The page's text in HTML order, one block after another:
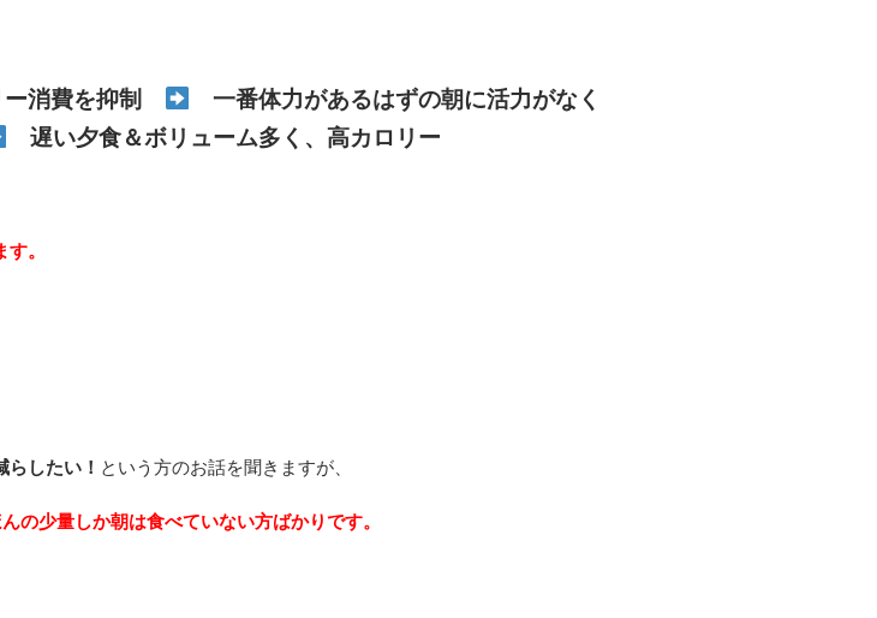
消費を抑制
一番体力があるはずの朝に活力がなく
遅い夕食＆ボリューム多く、高カロリー
。
したい！ という方のお話を聞きますが、
の少量しか朝は食べていない方ばかりです。